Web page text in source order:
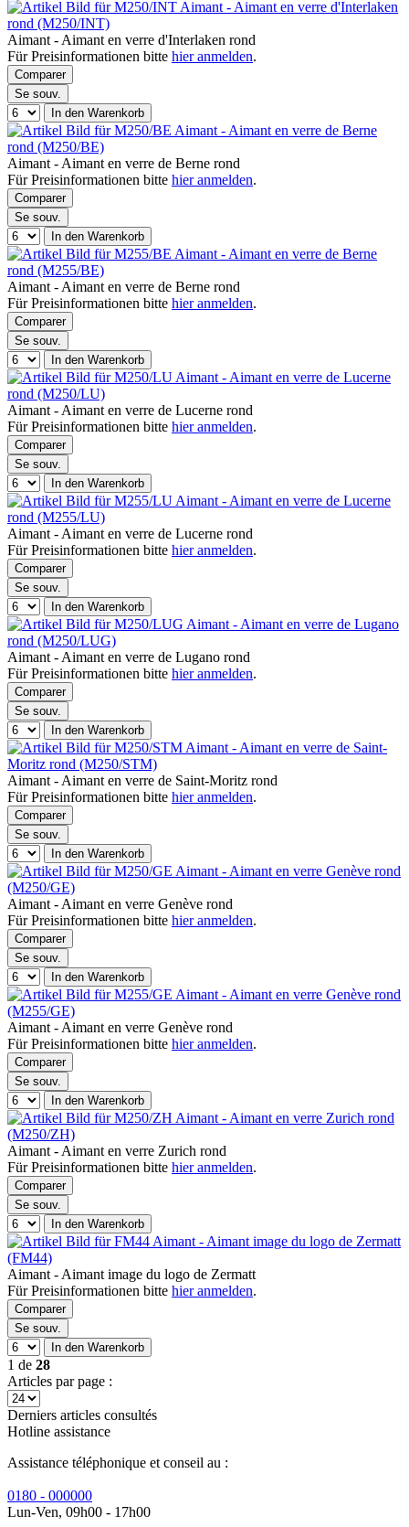
Aimant - Aimant en verre d'Interlaken
rond (M250/INT)
Aimant - Aimant en verre d'Interlaken rond
Für Preisinformationen bitte hier anmelden.
Comparer
Se souv.
In den Warenkorb
Aimant - Aimant en verre de Berne
rond (M250/BE)
Aimant - Aimant en verre de Berne rond
Für Preisinformationen bitte hier anmelden.
Comparer
Se souv.
In den Warenkorb
Aimant - Aimant en verre de Berne
rond (M255/BE)
Aimant - Aimant en verre de Berne rond
Für Preisinformationen bitte hier anmelden.
Comparer
Se souv.
In den Warenkorb
Aimant - Aimant en verre de Lucerne
rond (M250/LU)
Aimant - Aimant en verre de Lucerne rond
Für Preisinformationen bitte hier anmelden.
Comparer
Se souv.
In den Warenkorb
Aimant - Aimant en verre de Lucerne
rond (M255/LU)
Aimant - Aimant en verre de Lucerne rond
Für Preisinformationen bitte hier anmelden.
Comparer
Se souv.
In den Warenkorb
Aimant - Aimant en verre de Lugano
rond (M250/LUG)
Aimant - Aimant en verre de Lugano rond
Für Preisinformationen bitte hier anmelden.
Comparer
Se souv.
In den Warenkorb
Aimant - Aimant en verre de Saint-
Moritz rond (M250/STM)
Aimant - Aimant en verre de Saint-Moritz rond
Für Preisinformationen bitte hier anmelden.
Comparer
Se souv.
In den Warenkorb
Aimant - Aimant en verre Genève rond
(M250/GE)
Aimant - Aimant en verre Genève rond
Für Preisinformationen bitte hier anmelden.
Comparer
Se souv.
In den Warenkorb
Aimant - Aimant en verre Genève rond
(M255/GE)
Aimant - Aimant en verre Genève rond
Für Preisinformationen bitte hier anmelden.
Comparer
Se souv.
In den Warenkorb
Aimant - Aimant en verre Zurich rond
(M250/ZH)
Aimant - Aimant en verre Zurich rond
Für Preisinformationen bitte hier anmelden.
Comparer
Se souv.
In den Warenkorb
Aimant - Aimant image du logo de Zermatt
(FM44)
Aimant - Aimant image du logo de Zermatt
Für Preisinformationen bitte hier anmelden.
Comparer
Se souv.
In den Warenkorb
1 de 28
Articles par page :
Derniers articles consultés
Hotline assistance
Assistance téléphonique et conseil au :
0180 - 000000
Lun-Ven, 09h00 - 17h00